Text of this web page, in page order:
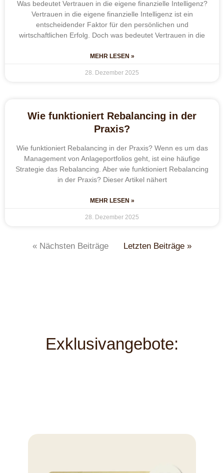
Was bedeutet Vertrauen in die eigene finanzielle Intelligenz?
Vertrauen in die eigene finanzielle Intelligenz ist ein
entscheidender Faktor für den persönlichen und
wirtschaftlichen Erfolg. Doch was bedeutet Vertrauen in die
MEHR LESEN »
28. Dezember 2025
Wie funktioniert Rebalancing in der
Praxis?
Wie funktioniert Rebalancing in der Praxis? Wenn es um das
Management von Anlageportfolios geht, ist eine häufige
Strategie das Rebalancing. Aber wie funktioniert Rebalancing
in der Praxis? Dieser Artikel nähert
MEHR LESEN »
28. Dezember 2025
« Nächsten Beiträge Letzten Beiträge »
Exklusivangebote: